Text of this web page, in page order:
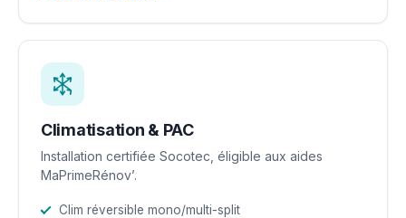
Climatisation & PAC
Installation certifiée Socotec, éligible aux aides
MaPrimeRénov’.
Clim réversible mono/multi-split